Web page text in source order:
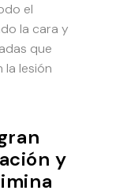
el
la cara y
que
la lesión
y